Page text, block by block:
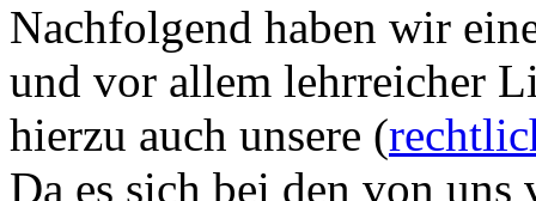
Nachfolgend haben wir
und vor allem lehrreicher
hierzu auch unsere (
Da es sich bei den von